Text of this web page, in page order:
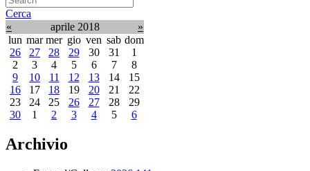
Cerca
«
aprile 2018
»
lun mar mer gio ven sab dom
26
27 28 29 30 31
1
2
3 4 5 6 7
8
9
10 11 12 13 14
15
16
17 18 19 20 21
22
23
24 25 26 27 28
29
30
1 2 3 4 5 6
Archivio